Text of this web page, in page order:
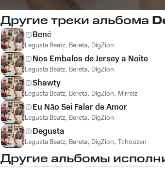
Другие треки альбома
Bené
Legusta Beatz, Bereta, DigZion
Nos Embalos de Jersey a Noite
Legusta Beatz, Bereta, DigZion
Shawty
Legusta Beatz, Bereta, DigZion, Mirreiz
Eu Não Sei Falar de Amor
Legusta Beatz, Bereta, DigZion
Degusta
Legusta Beatz, Bereta, DigZion, Tchouzen
Другие альбомы